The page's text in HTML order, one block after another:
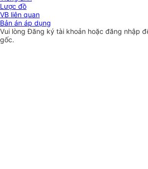
Lược đồ
VB liên quan
Bản án áp dụng
Vui lòngĐăng ký tài khoản hoặc đăng nhập
gốc.